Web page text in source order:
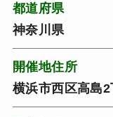
都道府県
神奈川県
開催地住所
横浜市西区高島